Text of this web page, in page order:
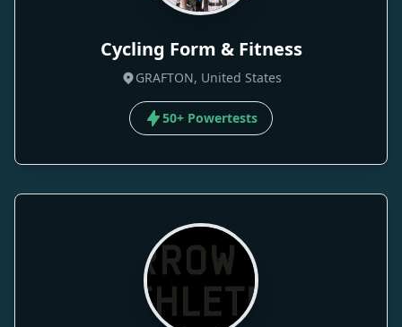
Cycling Form & Fitness
GRAFTON, United States
50+ Powertests